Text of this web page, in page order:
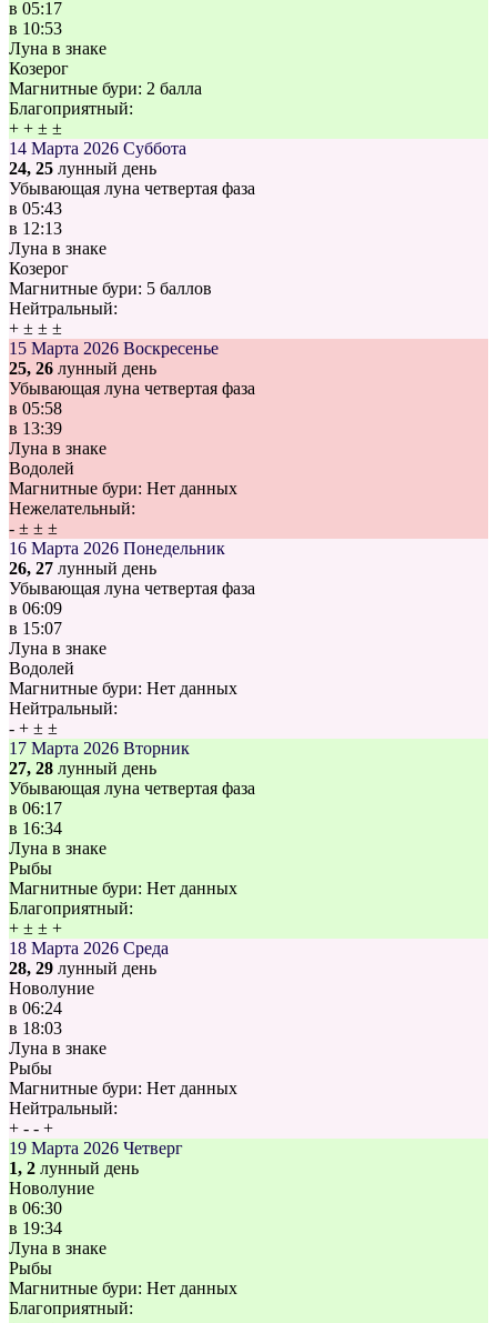
в 05:17
в 10:53
Луна в знаке
Козерог
Магнитные бури: 2 балла
Благоприятный:
+ + ± ±
14 Марта 2026 Суббота
24, 25 лунный день
Убывающая луна четвертая фаза
в 05:43
в 12:13
Луна в знаке
Козерог
Магнитные бури: 5 баллов
Нейтральный:
+ ± ± ±
15 Марта 2026 Воскресенье
25, 26 лунный день
Убывающая луна четвертая фаза
в 05:58
в 13:39
Луна в знаке
Водолей
Магнитные бури: Нет данных
Нежелательный:
- ± ± ±
16 Марта 2026 Понедельник
26, 27 лунный день
Убывающая луна четвертая фаза
в 06:09
в 15:07
Луна в знаке
Водолей
Магнитные бури: Нет данных
Нейтральный:
- + ± ±
17 Марта 2026 Вторник
27, 28 лунный день
Убывающая луна четвертая фаза
в 06:17
в 16:34
Луна в знаке
Рыбы
Магнитные бури: Нет данных
Благоприятный:
+ ± ± +
18 Марта 2026 Среда
28, 29 лунный день
Новолуние
в 06:24
в 18:03
Луна в знаке
Рыбы
Магнитные бури: Нет данных
Нейтральный:
+ - - +
19 Марта 2026 Четверг
1, 2 лунный день
Новолуние
в 06:30
в 19:34
Луна в знаке
Рыбы
Магнитные бури: Нет данных
Благоприятный: